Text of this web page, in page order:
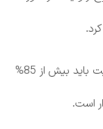
در واقع میزان کلینوپتیلولایت در زئولیت باید بیش از 85%
است.